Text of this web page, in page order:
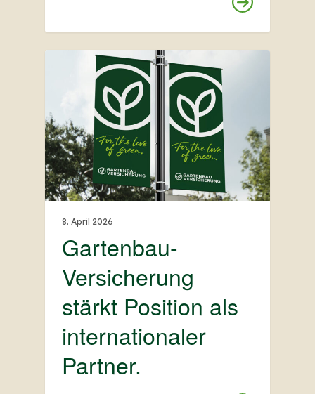
8. April 2026
Gartenbau-
Versicherung
stärkt Position als
internationaler
Partner.